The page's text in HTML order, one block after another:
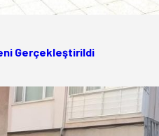
Gerçekleştirildi